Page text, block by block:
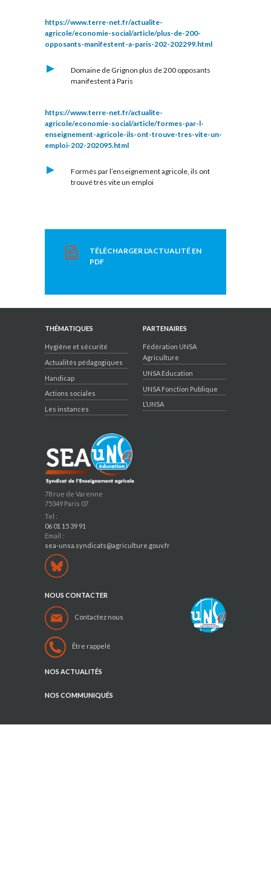
https://www.terre-net.fr/actualite-
agricole/economie-social/article/plus-de-200-
opposants-manifestent-a-paris-202-202299.html
Domaine de Grignon plus de 200 opposants
manifestent à Paris
https://www.terre-net.fr/actualite-
agricole/economie-social/article/formes-par-l-
enseignement-agricole-ils-ont-trouve-tres-vite-un-
emploi-202-202095.html
Formés par l’enseignement agricole, ils ont
trouvé très vite un emploi
TÉLÉCHARGER L'ACTUALITÉ EN
PDF
78 rue de Varenne
75349 Paris 07
Tel :
06 01 15 39 91
Email :
sea-unsa.syndicats@agriculture.gouv.fr
THÉMATIQUES
Hygiène et sécurité
Actualités pédagogiques
Handicap
Actions sociales
Les instances
PARTENAIRES
Fédération UNSA
Agriculture
UNSA Education
UNSA Fonction Publique
L’UNSA
NOUS CONTACTER
Contactez nous
Être rappelé
NOS ACTUALITÉS
NOS COMMUNIQUÉS